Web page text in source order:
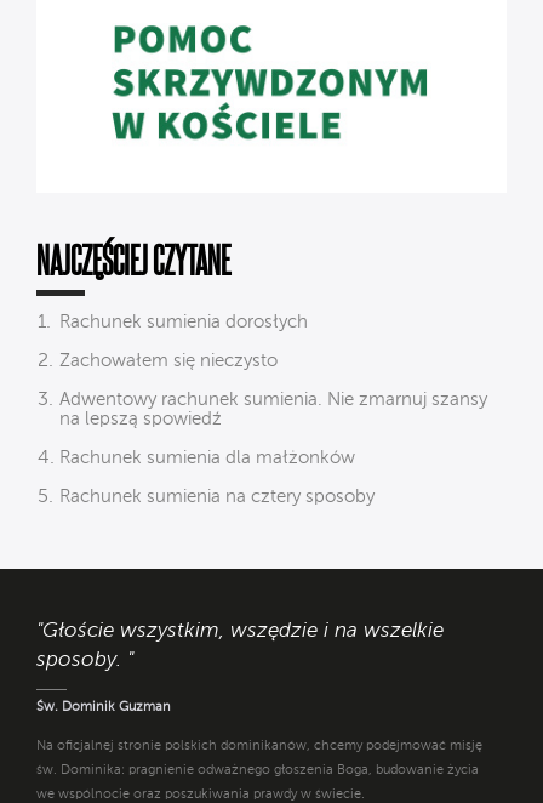
NAJCZĘŚCIEJ CZYTANE
Rachunek sumienia dorosłych
Zachowałem się nieczysto
Adwentowy rachunek sumienia. Nie zmarnuj szansy
na lepszą spowiedź
Rachunek sumienia dla małżonków
Rachunek sumienia na cztery sposoby
"Głoście wszystkim, wszędzie i na wszelkie
sposoby. "
Św. Dominik Guzman
Na oficjalnej stronie polskich dominikanów, chcemy podejmować misję
św. Dominika: pragnienie odważnego głoszenia Boga, budowanie życia
we wspólnocie oraz poszukiwania prawdy w świecie.